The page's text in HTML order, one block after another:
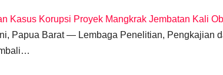
e
n
g
e
dI
y
Li
Kasus Korupsi Proyek Mangkrak Jembatan Kali
Papua Barat — Lembaga Penelitian, Pengkajian